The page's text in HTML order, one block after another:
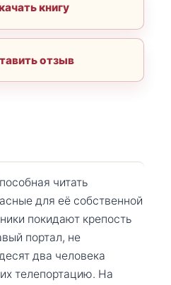
книгу
отзыв
читать
для её собственной
покидают крепость
портал, не
два человека
телепортацию. На